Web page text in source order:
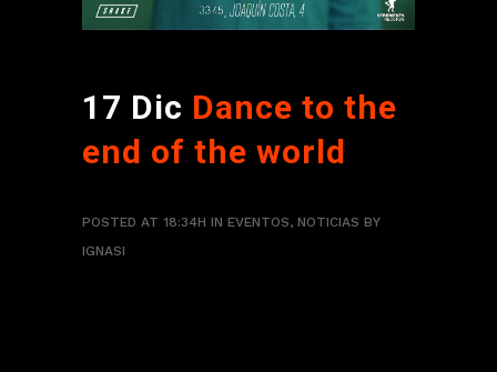
17 Dic Dance to the
end of the world
POSTED AT 18:34H IN EVENTOS, NOTICIAS BY
IGNASI